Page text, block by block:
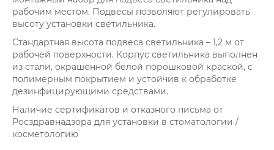
рабочим местом. Подвесы позволяют регулировать
высоту установки светильника.
Стандартная высота подвеса светильника – 1,2 м от
рабочей поверхности. Корпус светильника выполнен
из стали, окрашенной белой порошковой краской, с
полимерным покрытием и устойчив к обработке
дезинфицирующими средствами.
Наличие сертификатов и отказного письма от
Росздравнадзора для установки в стоматологии /
косметологию